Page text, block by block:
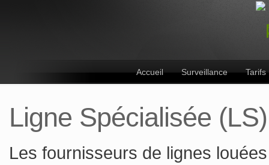
Accueil Surveillance Tarifs
Ligne Spécialisée (LS)
Les fournisseurs de lignes